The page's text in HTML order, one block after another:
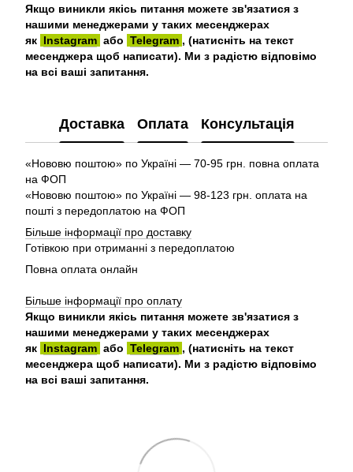
Якщо виникли якісь питання можете зв'язатися з
нашими менеджерами у таких месенджерах
як Instagram або Telegram , (натисніть на текст
месенджера щоб написати). Ми з радістю відповімо
на всі ваші запитання.
Доставка Оплата Консультація
«Нововю поштою» по Україні — 70-95 грн. повна оплата
на ФОП
«Нововю поштою» по Україні — 98-123 грн. оплата на
пошті з передоплатою на ФОП
Більше інформації про доставку
Готівкою при отриманні з передоплатою
Повна оплата онлайн
Більше інформації про оплату
Якщо виникли якісь питання можете зв'язатися з
нашими менеджерами у таких месенджерах
як Instagram або Telegram , (натисніть на текст
месенджера щоб написати). Ми з радістю відповімо
на всі ваші запитання.